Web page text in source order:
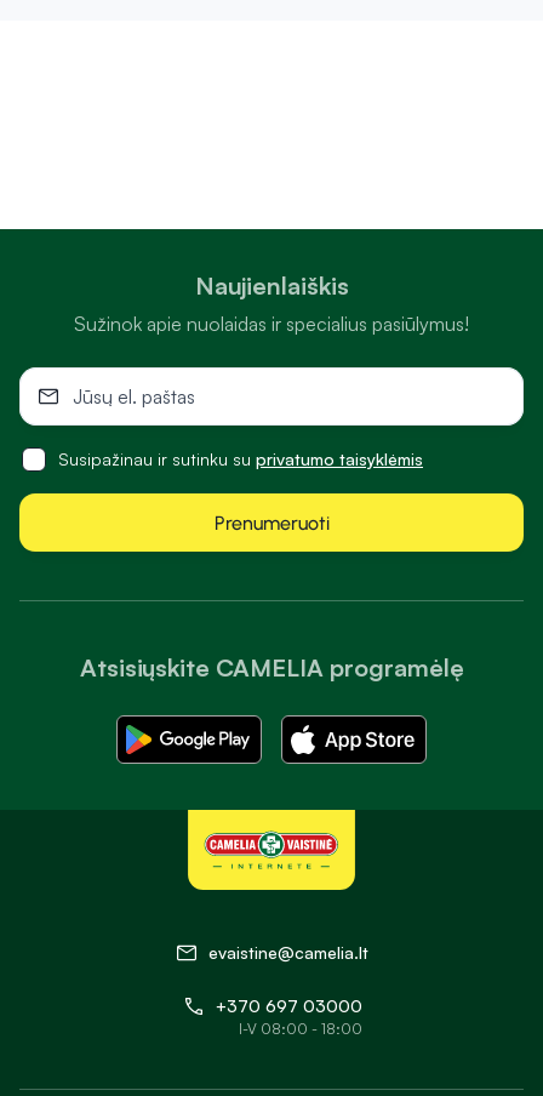
Atsisiųskite CAMELIA programėlę
Naujienlaiškis
Sužinok apie nuolaidas ir specialius pasiūlymus!
Susipažinau ir sutinku su privatumo taisyklėmis
Prenumeruoti
evaistine@camelia.lt
+370 697 03000
I-V 08:00 - 18:00